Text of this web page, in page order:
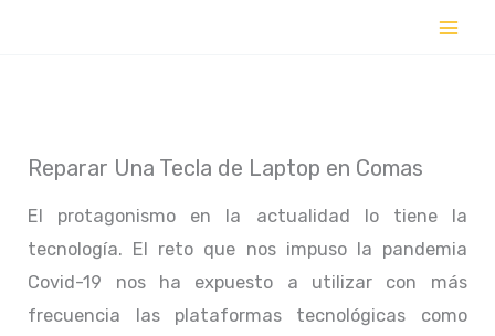
Reparar Una Tecla de Laptop en Comas
El protagonismo en la actualidad lo tiene la
tecnología. El reto que nos impuso la pandemia
Covid-19 nos ha expuesto a utilizar con más
frecuencia las plataformas tecnológicas como